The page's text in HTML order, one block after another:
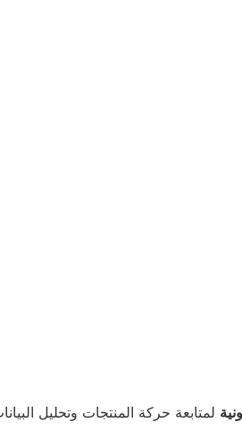
لمتابعة حركة المنتجات وتحليل